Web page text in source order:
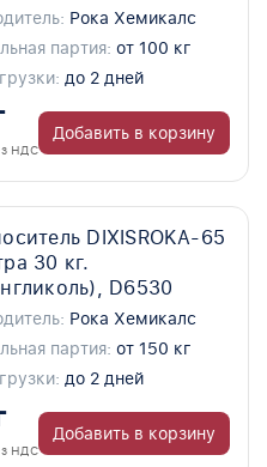
Рока Хемикалс
партия: от 100 кг
до 2 дней
НДС
Добавить в корзину
DIXISROKA-65
30 кг.
D6530
Рока Хемикалс
партия: от 150 кг
до 2 дней
НДС
Добавить в корзину